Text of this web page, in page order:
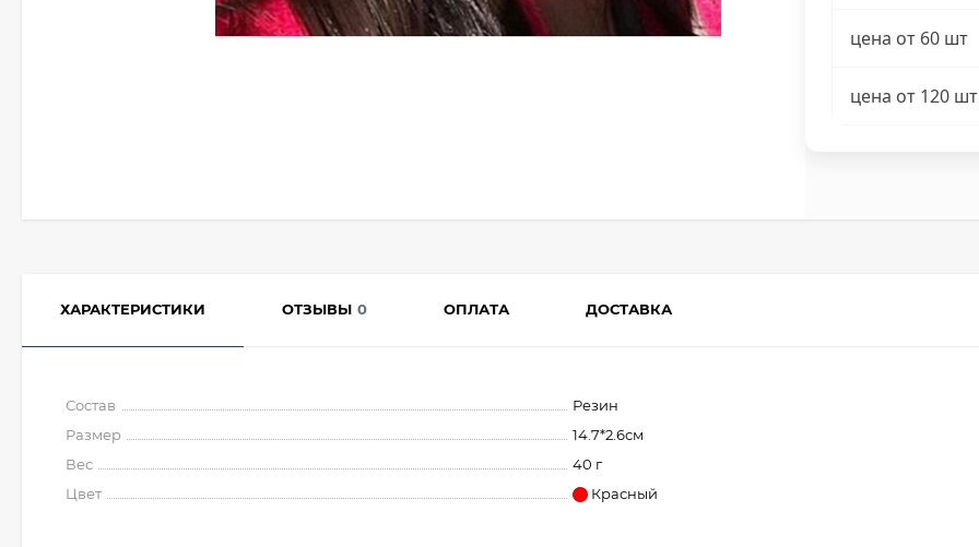
цена от 60 шт
цена от 120 шт
ХАРАКТЕРИСТИКИ ОТЗЫВЫ 0 ОПЛАТА ДОСТАВКА
Состав
Резин
Размер
14.7*2.6см
Вес
40 г
Цвет
Красный